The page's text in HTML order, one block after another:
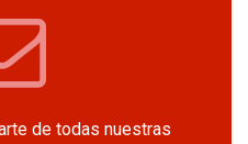
de todas nuestras